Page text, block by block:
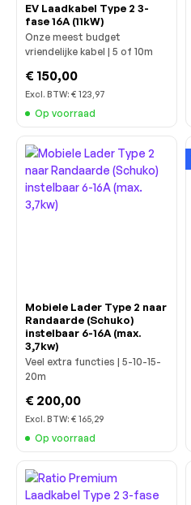
EV Laadkabel Type 2 3-
fase 16A (11kW)
Onze meest budget
vriendelijke kabel | 5 of 10m
€ 150,00
Excl. BTW: € 123,97
Op voorraad
Mobiele Lader Type 2 naar
Randaarde (Schuko)
instelbaar 6-16A (max.
3,7kw)
Veel extra functies | 5-10-15-
20m
€ 200,00
Excl. BTW: € 165,29
Op voorraad